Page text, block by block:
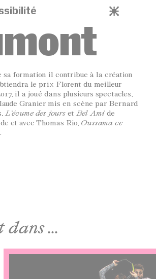
sa formation il contribue à la création
le prix Florent du meilleur
il a joué dans plusieurs spectacles,
Granier mis en scène par Bernard
L’écume des jours et Bel Amide
et avec Thomas Rio, Oussama ce
...